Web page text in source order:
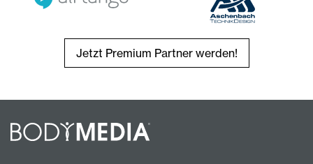
Jetzt Premium Partner werden!